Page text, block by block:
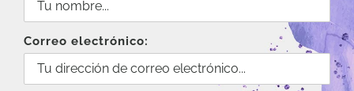
Correo electrónico: